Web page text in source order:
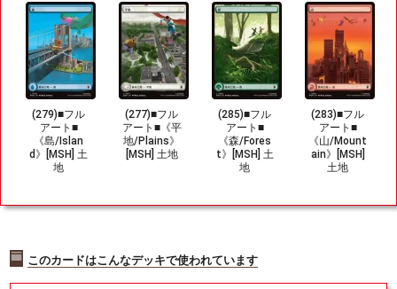
(279)■フル
アート■
《島/Islan
d》[MSH] 土
地
(277)■フル
アート■《平
地/Plains》
[MSH] 土地
(285)■フル
アート■
《森/Fores
t》[MSH] 土
地
(283)■フル
アート■
《山/Mount
ain》[MSH]
土地
このカードはこんなデッキで使われています